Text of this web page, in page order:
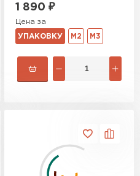
1 890 ₽
Цена за
УПАКОВКУ М2 М3